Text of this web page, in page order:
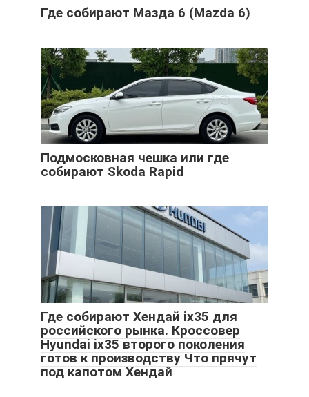
Где собирают Мазда 6 (Mazda 6)
Подмосковная чешка или где
собирают Skoda Rapid
Где собирают Хендай ix35 для
российского рынка. Кроссовер
Hyundai ix35 второго поколения
готов к производству Что прячут
под капотом Хендай